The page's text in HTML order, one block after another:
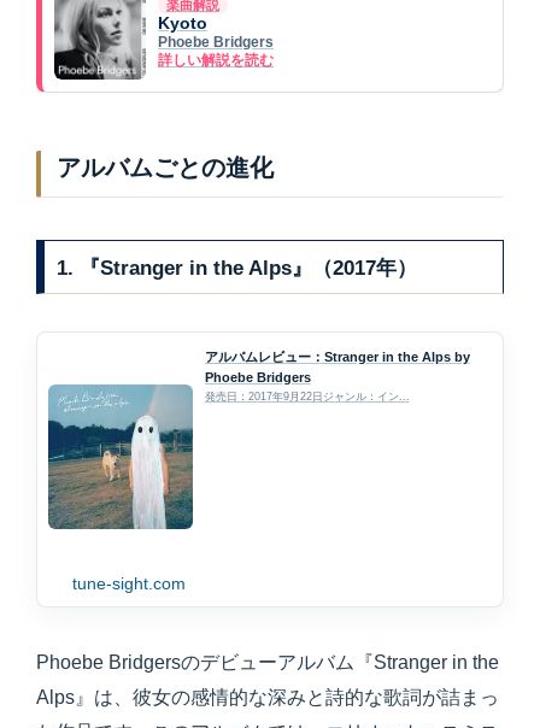
楽曲解説
Kyoto
Phoebe Bridgers
詳しい解説を読む
アルバムごとの進化
1. 『Stranger in the Alps』（2017年）
アルバムレビュー：Stranger in the Alps by
Phoebe Bridgers
発売日：2017年9月22日ジャンル：イン...
tune-sight.com
Phoebe Bridgersのデビューアルバム『Stranger in the
Alps』は、彼女の感情的な深みと詩的な歌詞が詰まっ